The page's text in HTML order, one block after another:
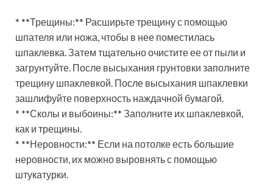
* **Трещины:** Расширьте трещину с помощью
шпателя или ножа, чтобы в нее поместилась
шпаклевка. Затем тщательно очистите ее от пыли и
загрунтуйте. После высыхания грунтовки заполните
трещину шпаклевкой. После высыхания шпаклевки
зашлифуйте поверхность наждачной бумагой.
* **Сколы и выбоины:** Заполните их шпаклевкой,
как и трещины.
* **Неровности:** Если на потолке есть большие
неровности, их можно выровнять с помощью
штукатурки.